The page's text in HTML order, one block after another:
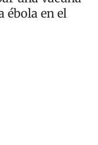
ébola en el